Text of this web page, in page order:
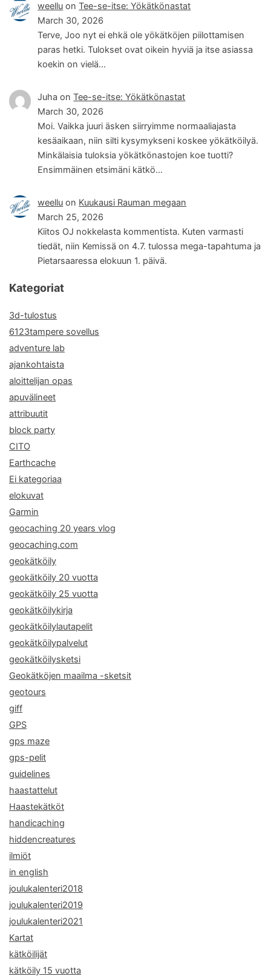
weellu onTee-se-itse: Yökätkönastat
March 30, 2026
Terve, Joo nyt ei ehkä ole yökätköjen piilottamisen
paras hetki. Tulokset ovat oikein hyviä ja itse asiassa
koekin on vielä…
Juha onTee-se-itse: Yökätkönastat
March 30, 2026
Moi. Vaikka juuri äsken siirryimme normaaliajasta
kesäaikaan, niin silti kysymykseni koskee yökätköilyä.
Minkälaisia tuloksia yökätkönastojen koe tuotti?
Ensimmäinen etsimäni kätkö…
weellu on Kuukausi Rauman megaan
March 25, 2026
Kiitos OJ nokkelasta kommentista. Kuten varmasti
tiedät, niin Kemissä on 4.7. tulossa mega-tapahtuma ja
Pietarsaaressa elokuun 1. päivä.
Kategoriat
3d-tulostus
6123tampere sovellus
adventure lab
ajankohtaista
aloittelijan opas
apuvälineet
attribuutit
block party
CITO
Earthcache
Ei kategoriaa
elokuvat
Garmin
geocaching 20 years vlog
geocaching.com
geokätköily
geokätköily 20 vuotta
geokätköily 25 vuotta
geokätköilykirja
geokätköilylautapelit
geokätköilypalvelut
geokätköilysketsi
Geokätköjen maailma -sketsit
geotours
giff
GPS
gps maze
gps-pelit
guidelines
haastattelut
Haastekätköt
handicaching
hiddencreatures
ilmiöt
in english
joulukalenteri2018
joulukalenteri2019
joulukalenteri2021
Kartat
kätköilijät
kätköily 15 vuotta